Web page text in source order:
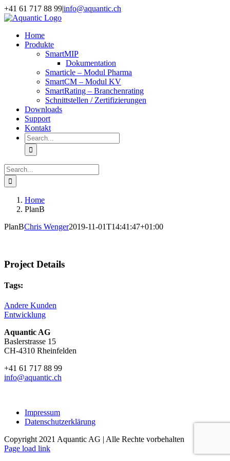
Skip
to
+41 61 717 88 99|info@aquantic.ch
Home
Produkte
SmartMIP
Dokumentation
Smarticle – Modul Pharma
SmartCM – Modul KV
SmartRating – Branchenrating
Schnittstellen / Zertifizierungen
Downloads
Support
Kontakt
Search
for:
Search
for:
Home
PlanB
PlanBChris Wenger2019-11-01T14:41:47+01:00
Project Details
Tags:
Andere Kunden
Entwicklung
Aquantic AG
Baslerstrasse 15
CH-4310 Rheinfelden
+41 61 717 88 99
info@aquantic.ch
Impressum
Datenschutzerklärung
Copyright 2021 Aquantic AG | Alle Rechte vorbehalten
Page load link